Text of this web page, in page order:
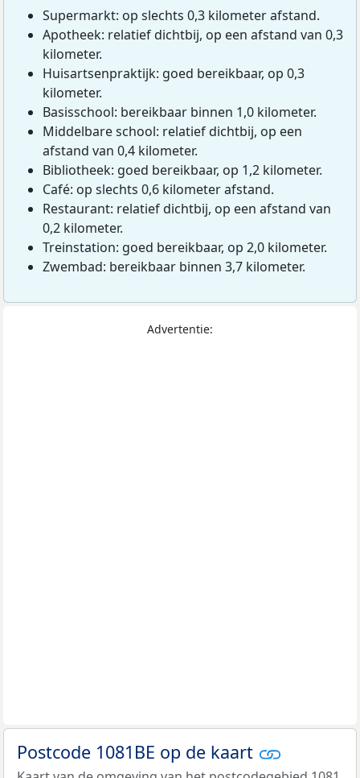
Supermarkt: op slechts 0,3 kilometer afstand.
Apotheek: relatief dichtbij, op een afstand van 0,3
kilometer.
Huisartsenpraktijk: goed bereikbaar, op 0,3
kilometer.
Basisschool: bereikbaar binnen 1,0 kilometer.
Middelbare school: relatief dichtbij, op een
afstand van 0,4 kilometer.
Bibliotheek: goed bereikbaar, op 1,2 kilometer.
Café: op slechts 0,6 kilometer afstand.
Restaurant: relatief dichtbij, op een afstand van
0,2 kilometer.
Treinstation: goed bereikbaar, op 2,0 kilometer.
Zwembad: bereikbaar binnen 3,7 kilometer.
Advertentie:
Postcode 1081BE op de kaart